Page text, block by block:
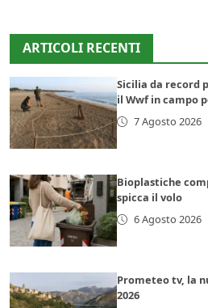
ARTICOLI RECENTI
Sicilia da record
il Wwf in campo
7 Agosto 2026
Bioplastiche
spicca il volo
6 Agosto 2026
Prometeo tv, la
2026